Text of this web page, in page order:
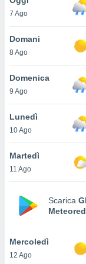
è
al sito
di
ci
di
il
un
la
nella
7 Ago
Domani
8 Ago
Domenica
9 Ago
Lunedì
10 Ago
Martedì
11 Ago
Scarica
Mercoledì
12 Ago